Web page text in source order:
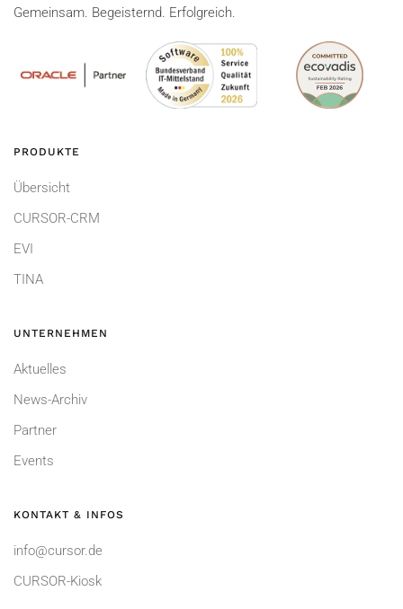
Gemeinsam. Begeisternd. Erfolgreich.
PRODUKTE
Übersicht
CURSOR-CRM
EVI
TINA
UNTERNEHMEN
Aktuelles
News-Archiv
Partner
Events
KONTAKT & INFOS
info@cursor.de
CURSOR-Kiosk